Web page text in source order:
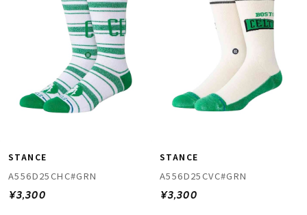
STANCE
A556D25CHC#GRN
¥3,300
STANCE
A556D25CVC#GRN
¥3,300